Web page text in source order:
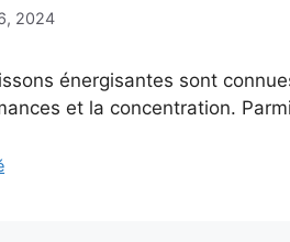
2024
énergisantes sont
et la concentration.